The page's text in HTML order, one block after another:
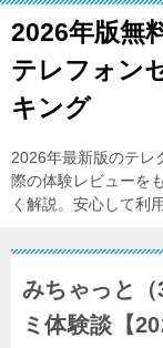
2026年版無
テレフォン
キング
2026年最新版のテレ
際の体験レビューを
く解説。安心して利
みちゃっと
ミ体験談【